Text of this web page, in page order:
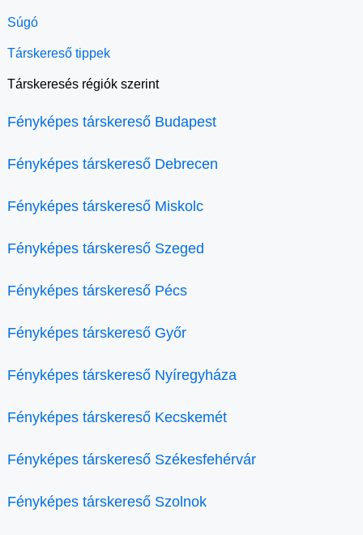
Súgó
Társkereső tippek
Társkeresés régiók szerint
Fényképes társkereső Budapest
Fényképes társkereső Debrecen
Fényképes társkereső Miskolc
Fényképes társkereső Szeged
Fényképes társkereső Pécs
Fényképes társkereső Győr
Fényképes társkereső Nyíregyháza
Fényképes társkereső Kecskemét
Fényképes társkereső Székesfehérvár
Fényképes társkereső Szolnok